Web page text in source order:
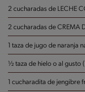
2 cucharadas de LECHE
2 cucharadas de CREMA
1 taza de jugo de naranja
½ taza de hielo o al gusto
1 cucharadita de jengibre